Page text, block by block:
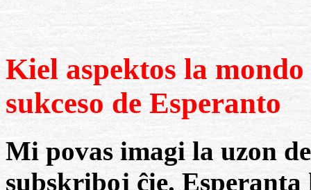
Kiel aspektos la mondo
sukceso de Esperanto
Mi povas imagi la uzon
subskriboj ĉie.